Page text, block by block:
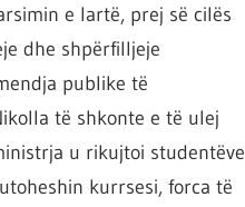
e lartë, prej së cilës
dhe shpërfilljeje
publike të
të shkonte e të ulej
u rikujtoi studentëve
kurrsesi, forca të